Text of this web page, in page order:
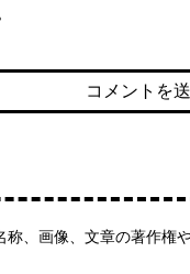
、画像、文章の著作権